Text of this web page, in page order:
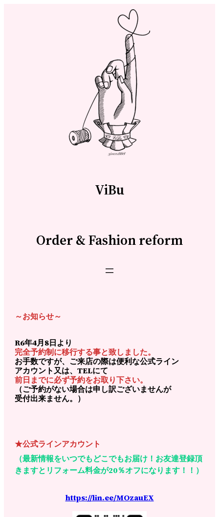
ViBu
Order & Fashion reform
～お知らせ～
R6年4月8日より
完全予約制に移行する事と致しました。
お手数ですが、ご来店の際は便利な公式ライン
アカウント又は、TELにて
前日までに必ず予約をお取り下さい。
（ご予約がない場合は申し訳ございませんが
受付出来ません。）
★公式ラインアカウント
（最新情報をいつでもどこでもお届け！お友達登録頂
きますとリフォーム料金が20％オフになります！！）
https://lin.ee/MOzauEX